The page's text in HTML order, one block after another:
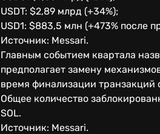
USDT: $2,89 млрд (+34%);
USD1: $883,5 млн (+473% после
Источник: Messari.
Главным событием квартала
предполагает замену
время финализации транзакций
Общее количество
SOL.
Источник: Messari.